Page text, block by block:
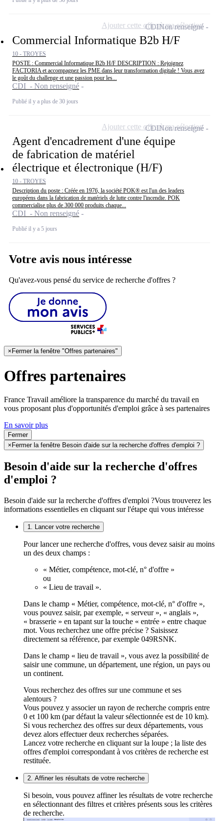
Commercial Informatique B2b H/F
10 - TROYES
POSTE : Commercial Informatique B2b H/F DESCRIPTION : Rejoignez
FACTORIA et accompagnez les PME dans leur transformation digitale ! Vous avez
le goût du challenge et une passion pour les...
CDI - Non renseigné
Publié il y a plus de 30 jours
CDINon renseigné
Ajouter cette offre à ma sélection
Agent d'encadrement d'une équipe
de fabrication de matériel
électrique et électronique (H/F)
10 - TROYES
Description du poste : Créée en 1976, la société POK® est l'un des leaders
européens dans la fabrication de matériels de lutte contre l'incendie. POK
commercialise plus de 300 000 produits chaque...
CDI - Non renseigné
Publié il y a 5 jours
CDINon renseigné
Ajouter cette offre à ma sélection
Votre avis nous intéresse
Qu'avez-vous pensé du service de recherche d'offres ?
× Fermer la fenêtre "Offres partenaires"
Offres partenaires
France Travail améliore la transparence du marché du travail en
vous proposant plus d'opportunités d'emploi grâce à ses partenaires
En savoir plus
Fermer
× Fermer la fenêtre Besoin d'aide sur la recherche d'offres d'emploi ?
Besoin d'aide sur la recherche d'offres
d'emploi ?
Besoin d'aide sur la recherche d'offres d'emploi ?Vous trouverez les
informations essentielles en cliquant sur l'étape qui vous intéresse
1. Lancer votre recherche
Pour lancer une recherche d'offres, vous devez saisir au moins
un des deux champs :
« Métier, compétence, mot-clé, n° d'offre »
ou
« Lieu de travail ».
Dans le champ « Métier, compétence, mot-clé, n° d'offre »,
vous pouvez saisir, par exemple, « serveur », « anglais »,
« brasserie » en tapant sur la touche « entrée » entre chaque
mot. Vous recherchez une offre précise ? Saisissez
directement sa référence, par exemple 049RSNK.
Dans le champ « lieu de travail », vous avez la possibilité de
saisir une commune, un département, une région, un pays ou
un continent.
Vous recherchez des offres sur une commune et ses
alentours ?
Vous pouvez y associer un rayon de recherche compris entre
0 et 100 km (par défaut la valeur sélectionnée est de 10 km).
Si vous recherchez des offres sur deux départements, vous
devez alors effectuer deux recherches séparées.
Lancez votre recherche en cliquant sur la loupe ; la liste des
offres d'emploi correspondant à vos critères de recherche est
restituée.
2. Affiner les résultats de votre recherche
Si besoin, vous pouvez affiner les résultats de votre recherche
en sélectionnant des filtres et critères présents sous les critères
de recherche.